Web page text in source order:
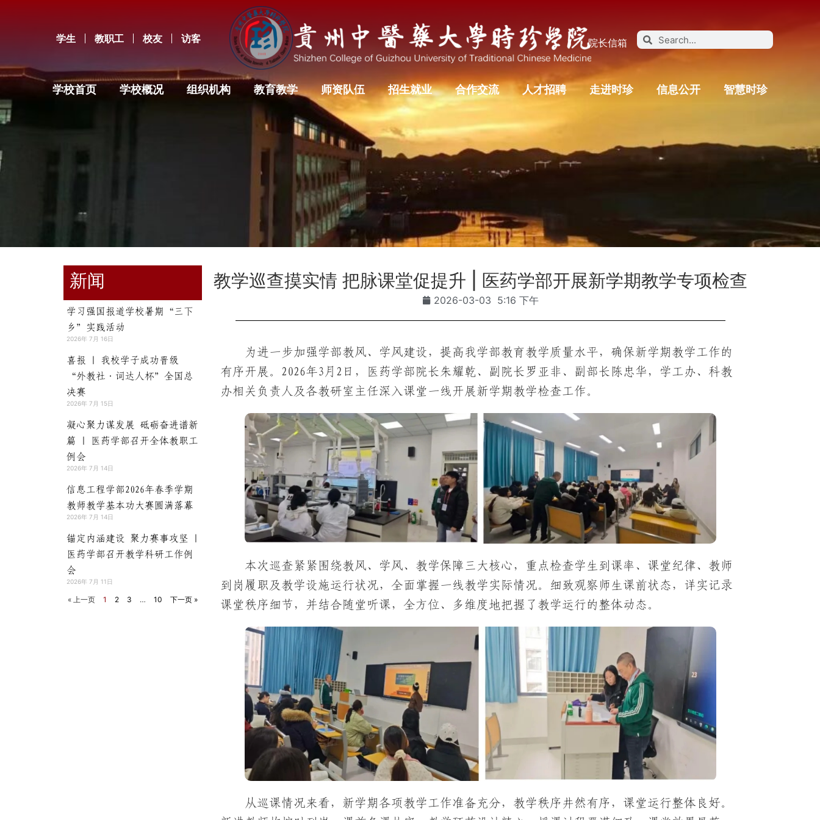
学生 教职工 校友 访客 院长信箱
学校首页 学校概况 组织机构 教育教学 师资队伍 招生就业 合作交流 人才招聘 走进时珍 信息公开 智慧时珍
新闻
学习强国报道学校暑期“三下
乡”实践活动
2026年 7月 16日
喜报 | 我校学子成功晋级
“外教社·词达人杯”全国总
决赛
2026年 7月 15日
凝心聚力谋发展 砥砺奋进谱新
篇 | 医药学部召开全体教职工
例会
2026年 7月 14日
信息工程学部2026年春季学期
教师教学基本功大赛圆满落幕
2026年 7月 14日
锚定内涵建设 聚力赛事攻坚 |
医药学部召开教学科研工作例
会
2026年 7月 11日
« 上一页 1 2 3 … 10 下一页 »
教学巡查摸实情 把脉课堂促提升 | 医药学部开展新学期教学专项检查
2026-03-03 5:16 下午
为进一步加强学部教风、学风建设，提高我学部教育教学质量水平，确保新学期教学工作的
有序开展。2026年3月2日，医药学部院长朱耀乾、副院长罗亚非、副部长陈忠华，学工办、科教
办相关负责人及各教研室主任深入课堂一线开展新学期教学检查工作。
本次巡查紧紧围绕教风、学风、教学保障三大核心，重点检查学生到课率、课堂纪律、教师
到岗履职及教学设施运行状况，全面掌握一线教学实际情况。细致观察师生课前状态，详实记录
课堂秩序细节，并结合随堂听课，全方位、多维度地把握了教学运行的整体动态。
从巡课情况来看，新学期各项教学工作准备充分，教学秩序井然有序，课堂运行整体良好。